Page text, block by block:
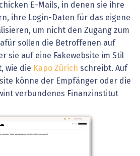
E-Mails, in denen sie ihre
ihre Login-Daten für das eigene
um nicht den Zugang zum
sollen die Betroffenen auf
sie auf eine Fakewebsite im Stil
wie die Kapo Zürich schreibt. Auf
könne der Empfänger oder die
verbundenes Finanzinstitut